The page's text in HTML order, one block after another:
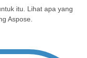
itu. Lihat apa yang
Aspose.